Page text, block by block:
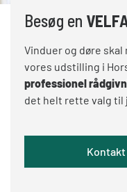
Besøg en
Vinduer og døre
vores udstilling i
professionel
det helt rette valg til
Kontakt